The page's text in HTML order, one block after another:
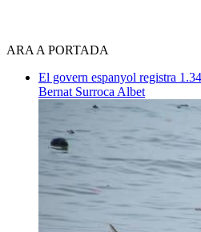
ARA A PORTADA
El govern espanyol registra
Bernat Surroca Albet